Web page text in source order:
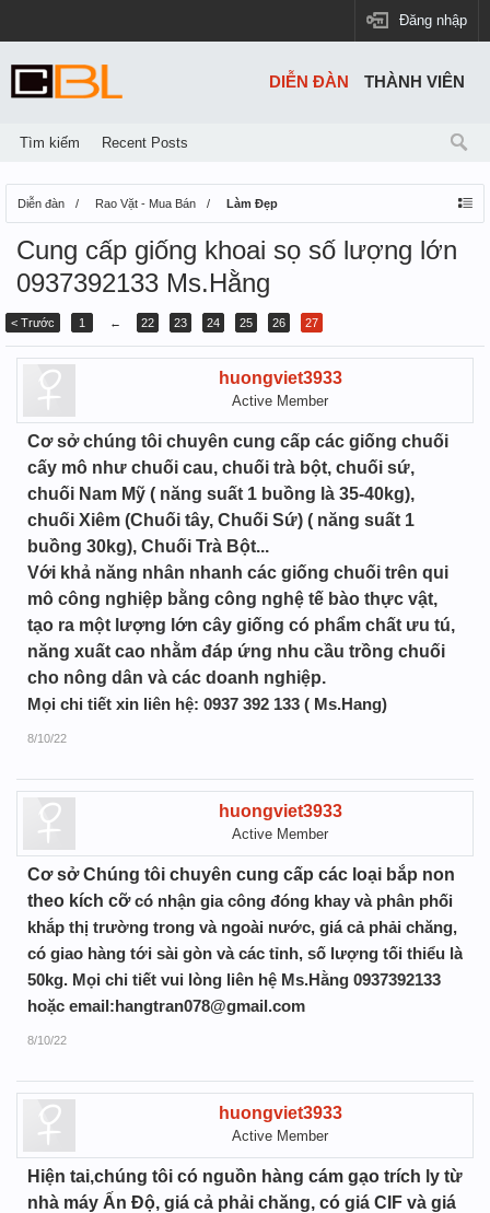
Đăng nhập
Diễn đàn Rao Vặt - Mua Bán Làm Đẹp
Cung cấp giống khoai sọ số lượng lớn
0937392133 Ms.Hằng
< Trước 1 ← 22 23 24 25 26 27
huongviet3933
Active Member
Cơ sở chúng tôi chuyên cung cấp các giống chuối
cấy mô như chuối cau, chuối trà bột, chuối sứ,
chuối Nam Mỹ ( năng suất 1 buồng là 35-40kg),
chuối Xiêm (Chuối tây, Chuối Sứ) ( năng suất 1
buồng 30kg), Chuối Trà Bột...
Với khả năng nhân nhanh các giống chuối trên qui
mô công nghiệp bằng công nghệ tế bào thực vật,
tạo ra một lượng lớn cây giống có phẩm chất ưu tú,
năng xuất cao nhằm đáp ứng nhu cầu trồng chuối
cho nông dân và các doanh nghiệp.
Mọi chi tiết xin liên hệ: 0937 392 133 ( Ms.Hang)
8/10/22
huongviet3933
Active Member
Cơ sở Chúng tôi chuyên cung cấp các loại bắp non
theo kích cỡ có nhận gia công đóng khay và phân phối
khắp thị trường trong và ngoài nước, giá cả phải chăng,
có giao hàng tới sài gòn và các tỉnh, số lượng tối thiểu là
50kg. Mọi chi tiết vui lòng liên hệ Ms.Hằng 0937392133
hoặc email:hangtran078@gmail.com
8/10/22
huongviet3933
Active Member
Hiện tai,chúng tôi có nguồn hàng cám gạo trích ly từ
nhà máy Ấn Độ, giá cả phải chăng, có giá CIF và giá
DIỄN ĐÀN
Tìm kiếm Recent Posts
THÀNH VIÊN